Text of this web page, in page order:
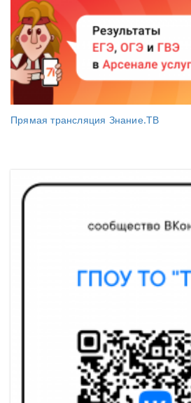
Прямая трансляция Знание.ТВ